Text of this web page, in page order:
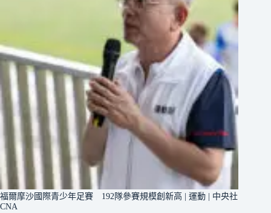
福爾摩沙國際青少年足賽 192隊參賽規模創新高 | 運動 | 中央社
CNA